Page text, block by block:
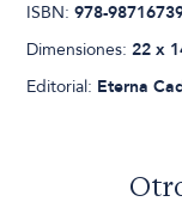
ISBN:978-
Dimensiones:22 x
Editorial: Eterna